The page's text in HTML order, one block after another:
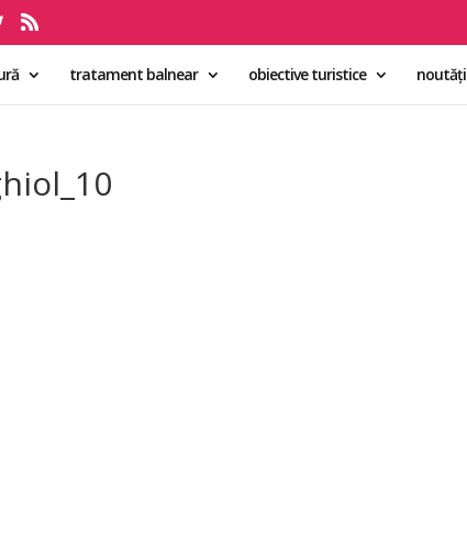
tratament balnear obiective turistice noutăți